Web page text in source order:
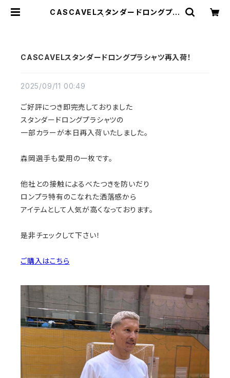
CASCAVELスタンダードロングプラ
CASCAVELスタンダードロングプラシャツ再入荷！
2025/09/11 00:49
ご好評につき即完売しておりました
スタンダードロングプラシャツの
一部カラーが本日再入荷いたしました。
森岡選手も愛用の一枚です。
他社との接触によるべたつきを防いだり
ロンプラ特有のこなれた洒落感から
アイテムとして人気が高くなっております。
是非チェックして下さい！
ご購入はこちら